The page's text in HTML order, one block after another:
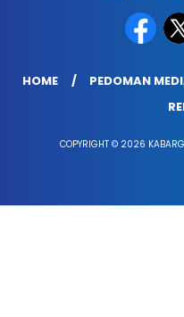
HOME PEDOMAN
COPYRIGHT © 2026